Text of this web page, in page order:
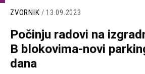
ZVORNIK / 13.09.2023
Počinju radovi na
B blokovima-novi
dana